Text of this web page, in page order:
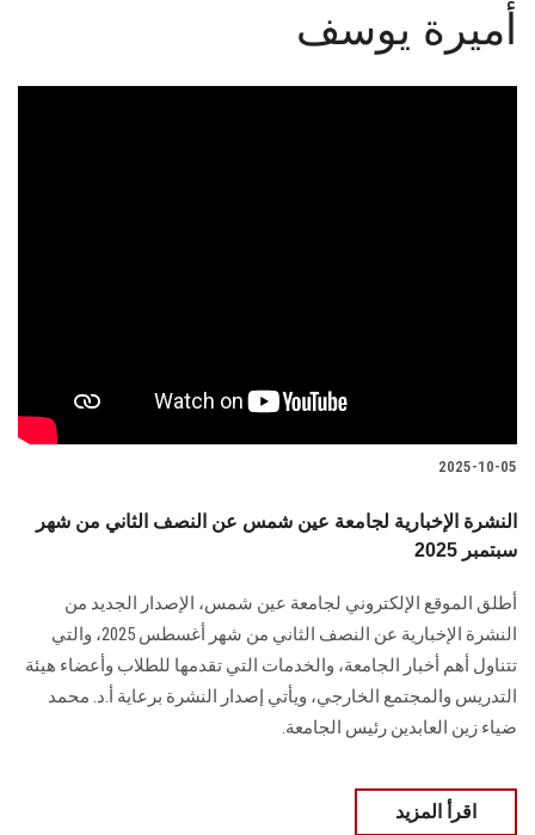
الدراسات العليا
الزائـرون
سجل الان
أميرة يوسف
2025-10-05
النشرة الإخبارية لجامعة عين شمس عن النصف الثاني من شهر
سبتمبر 2025
أطلق الموقع الإلكتروني لجامعة عين شمس، الإصدار الجديد من
النشرة الإخبارية عن النصف الثاني من شهر أغسطس 2025، والتي
تتناول أهم أخبار الجامعة، والخدمات التي تقدمها للطلاب وأعضاء هيئة
التدريس والمجتمع الخارجي، ويأتي إصدار النشرة برعاية أ.د. محمد
ضياء زين العابدين رئيس الجامعة.
اقرأ المزيد